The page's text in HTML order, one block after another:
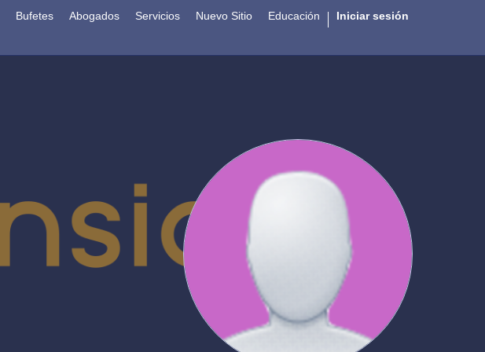
Bufetes Abogados Servicios Nuevo Sitio Educación Iniciar sesión